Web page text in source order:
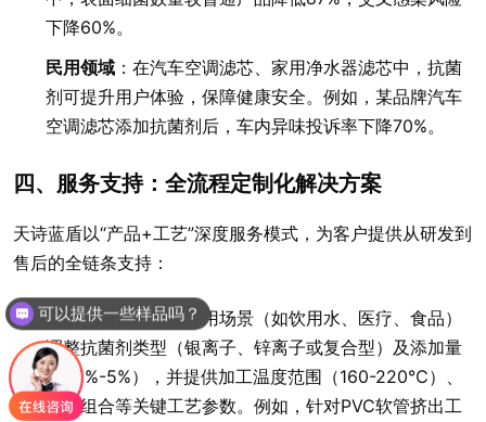
下降60%。
民用领域 ：在汽车空调滤芯、家用净水器滤芯中，抗菌
剂可提升用户体验，保障健康安全。例如，某品牌汽车
空调滤芯添加抗菌剂后，车内异味投诉率下降70%。
四、服务支持：全流程定制化解决方案
天诗蓝盾以“产品+工艺”深度服务模式，为客户提供从研发到
售后的全链条支持：
定制化研发：根据应用场景（如饮用水、医疗、食品）
调整抗菌剂类型（银离子、锌离子或复合型）及添加量
（0.1%-5%），并提供加工温度范围（160-220℃）、
螺杆组合等关键工艺参数。例如，针对PVC软管挤出工
可以提供一些样品吗？
产品添加量是多少？